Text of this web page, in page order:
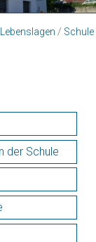
Lebenslagen / Schule
der Schule